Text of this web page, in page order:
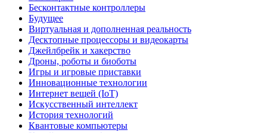
Бесконтактные контроллеры
Будущее
Виртуальная и дополненная реальность
Десктопные процессоры и видеокарты
Джейлбрейк и хакерство
Дроны, роботы и биоботы
Игры и игровые приставки
Инновационные технологии
Интернет вещей (IoT)
Искусственный интеллект
История технологий
Квантовые компьютеры